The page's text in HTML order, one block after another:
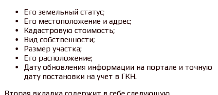
Его земельный статус;
Его местоположение и адрес;
Кадастровую стоимость;
Вид собственности;
Размер участка;
Его расположение;
Дату обновления информации на портале и точную
дату постановки на учет в ГКН.